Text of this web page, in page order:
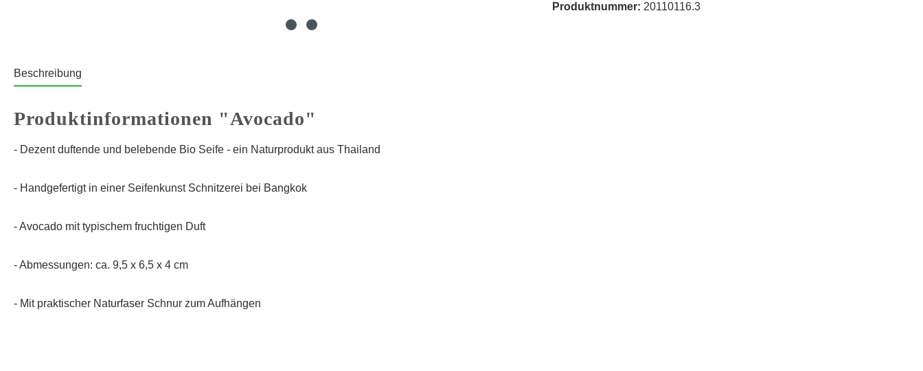
Produktnummer: 20110116.3
Beschreibung
Produktinformationen "Avocado"
- Dezent duftende und belebende Bio Seife - ein Naturprodukt aus Thailand
- Handgefertigt in einer Seifenkunst Schnitzerei bei Bangkok
- Avocado mit typischem fruchtigen Duft
- Abmessungen: ca. 9,5 x 6,5 x 4 cm
- Mit praktischer Naturfaser Schnur zum Aufhängen